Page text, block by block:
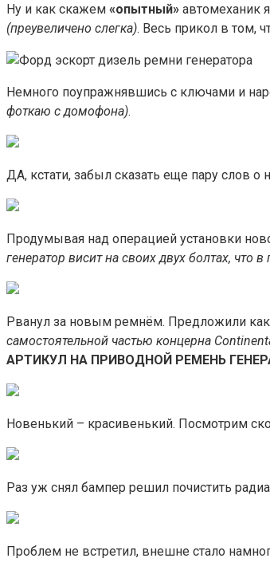
Ну и как скажем «опытный» автомеханик
(преувеличено слегка). Весь прикол в том,
Немного поупражнявшись с ключами и
фоткаю с домофона).
ДА, кстати, забыл сказать еще пару слов о
Продумывая над операцией установки
генератор висит на своих двух болтах, что
Рванул за новым ремнём. Предложили
самостоятельной частью концерна
АРТИКУЛ НА ПРИВОДНОЙ РЕМЕНЬ
Новенький – красивенький. Посмотрим
Раз уж снял бампер решил почистить
Проблем не встретил, внешне стало